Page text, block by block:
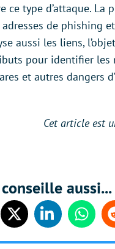
ce type d’attaque.
de phishing
aussi les liens,
pour identifier les
et autres dangers
Cet article est
aussi...
Twitter Linkedin